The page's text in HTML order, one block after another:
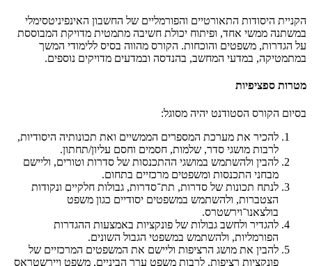
הקניית היסודות התאורטיים והפורמליים של החשבון האינפיניטסימלי
במשתנה ממשי אחד, ופיתוח יכולת חשיבה מתמטית מדויקת המבוססת
על הגדרות, משפטים והוכחות. הקורס מהווה בסיס ללימודי המשך
במתמטיקה, במדעי המחשב, בהנדסה ובמדעים מדויקים נוספים.
מטרות ספציפיות
בסיום הקורס הסטודנט יהיה מסוגל:
להכיר את מערכת המספרים הממשיים ואת תכונותיה היסודיות,
לרבות מושגי סדר, שלמות, חסמים וחסם עליון/תחתון.
להבין ולהשתמש במושגי ההתכנסות של סדרות וטורים, וליישם
מבחני התכנסות ומשפטים מרכזיים בתחום.
לנתח תכונות של סדרות, תת־סדרות, גבולות חלקיים ונקודות
הצטברות, ולהשתמש במשפטים יסודיים כגון משפט
בולצאנו־וירשטרס.
להגדיר ולחשב גבולות של פונקציות באמצעות ההגדרות
הפורמליות, ולהשתמש במשפטי הגבול השונים.
להבין את מושג הרציפות וליישם את המשפטים המרכזיים של
פונקציות רציפות, לרבות משפט ערך הביניים, משפט ויירשטראס